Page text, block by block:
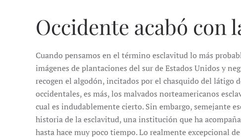
Occidente acabó con
Cuando pensamos en el término esclavitud lo más
imágenes de plantaciones del sur de Estados Unidos y
recogen el algodón, incitados por el chasquido del látigo
occidentales, es más, los malvados norteamericanos
cual es indudablemente cierto. Sin embargo, semejante
historia de la esclavitud, una institución que ha
hasta hace muy poco tiempo. Lo realmente excepcional